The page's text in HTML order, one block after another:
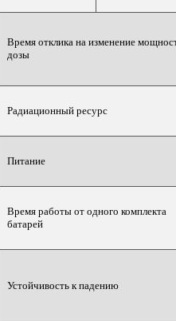
Время отклика на изменение
дозы
Радиационный ресурс
Питание
Время работы от одного комплекта
батарей
Устойчивость к падению